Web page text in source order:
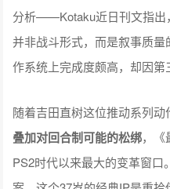
分析——Kotaku近日刊文指出
并非战斗形式，而是叙事质
作系统上完成度颇高，却因第
随着吉田直树这位推动系列动
叠加对回合制可能的松绑，《
PS2时代以来最大的变革窗口